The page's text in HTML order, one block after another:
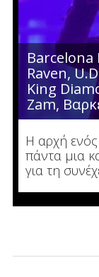
Barcelona
Raven,
King
Zam,
Η αρχή ενός
πάντα μια
για τη